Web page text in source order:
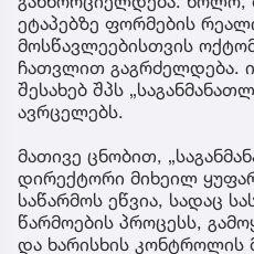
ეტაპებზე ფორმების
მოსწავლეებისთვის
ჩათვლით გაგრძელდება.
შესახებ შპს
ავრცელებს.
მათივე ცნობით,
დირექტორი მიხეილ
საწარმოს ეწვია, სადაც
წარმოების პროცესს,
და ხარისხის კონტროლის